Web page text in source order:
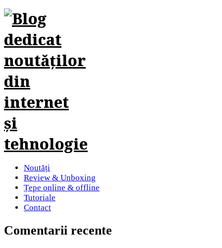
Noutăți
Review & Unboxing
Țepe online & offline
Tutoriale
Contact
Comentarii recente